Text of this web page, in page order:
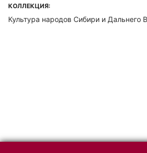
КОЛЛЕКЦИЯ:
Культура народов Сибири и Дальнего